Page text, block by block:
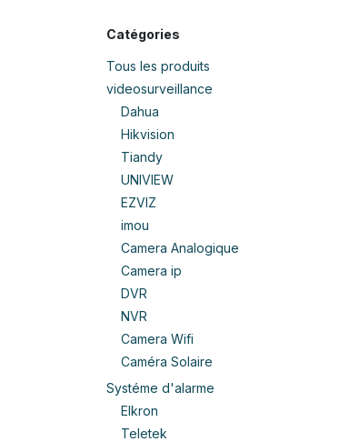
Catégories
Tous les produits
videosurveillance
Dahua
Hikvision
Tiandy
UNIVIEW
EZVIZ
imou
Camera Analogique
Camera ip
DVR
NVR
Camera Wifi
Caméra Solaire
Systéme d'alarme
Elkron
Teletek